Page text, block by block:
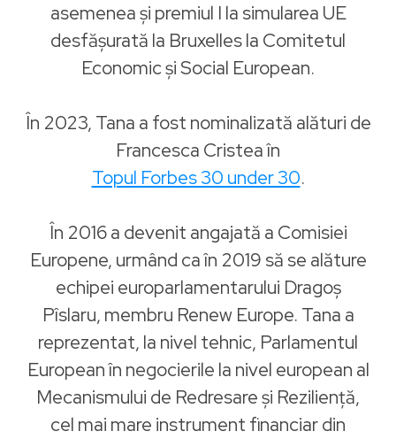
asemenea și premiul I la simularea UE
desfășurată la Bruxelles la Comitetul
Economic și Social European.
În 2023, Tana a fost nominalizată alături de
Francesca Cristea în
Topul Forbes 30 under 30.
În 2016 a devenit angajată a Comisiei
Europene, urmând ca în 2019 să se alăture
echipei europarlamentarului Dragoș
Pîslaru, membru Renew Europe. Tana a
reprezentat, la nivel tehnic, Parlamentul
European în negocierile la nivel european al
Mecanismului de Redresare și Reziliență,
cel mai mare instrument financiar din